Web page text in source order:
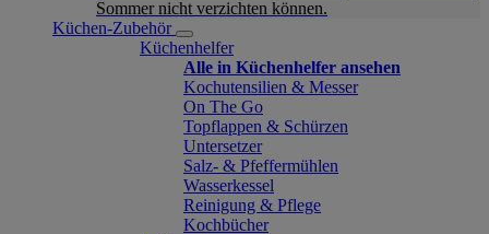
Sommer nicht verzichten können.
Küchen-Zubehör
Küchenhelfer
Alle in Küchenhelfer ansehen
Kochutensilien & Messer
On The Go
Topflappen & Schürzen
Untersetzer
Salz- & Pfeffermühlen
Wasserkessel
Reinigung & Pflege
Kochbücher